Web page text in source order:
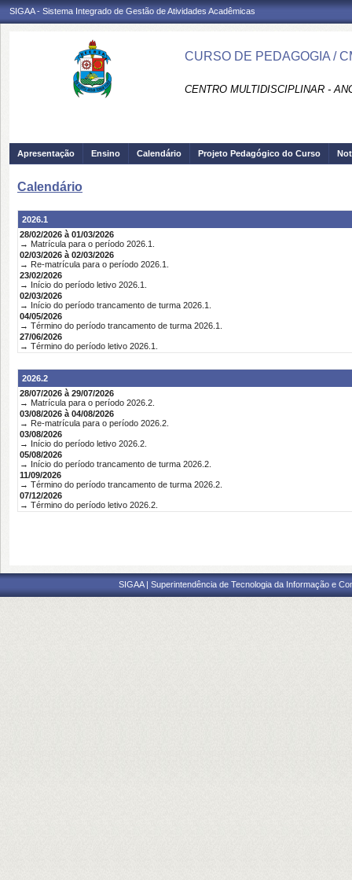
SIGAA - Sistema Integrado de Gestão de Atividades Acadêmicas
CURSO DE PEDAGOGIA /
CENTRO MULTIDISCIPLINAR -
Apresentação Ensino Calendário Projeto Pedagógico do Curso
Calendário
2026.1
28/02/2026 à 01/03/2026
→ Matrícula para o período 2026.1.
02/03/2026 à 02/03/2026
→ Re-matrícula para o período 2026.1.
23/02/2026
→ Início do período letivo 2026.1.
02/03/2026
→ Início do período trancamento de turma 2026.1.
04/05/2026
→ Término do período trancamento de turma 2026.1.
27/06/2026
→ Término do período letivo 2026.1.
2026.2
28/07/2026 à 29/07/2026
→ Matrícula para o período 2026.2.
03/08/2026 à 04/08/2026
→ Re-matrícula para o período 2026.2.
03/08/2026
→ Início do período letivo 2026.2.
05/08/2026
→ Início do período trancamento de turma 2026.2.
11/09/2026
→ Término do período trancamento de turma 2026.2.
07/12/2026
→ Término do período letivo 2026.2.
SIGAA | Superintendência de Tecnologia da Informação e